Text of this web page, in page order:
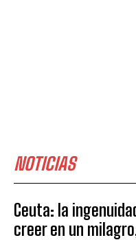
NOTICIAS
Ceuta: la
creer en un